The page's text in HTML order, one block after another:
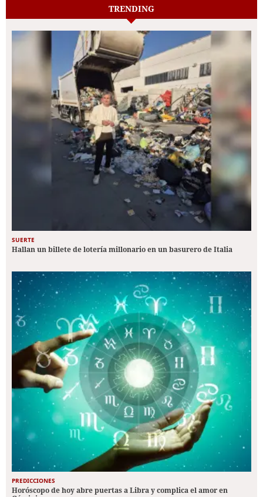
TRENDING
SUERTE
Hallan un billete de lotería millonario en un basurero de Italia
PREDICCIONES
Horóscopo de hoy abre puertas a Libra y complica el amor en